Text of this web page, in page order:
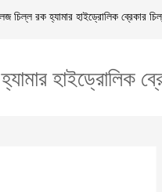
রক হ্যামার হাইড্রোলিক ব্রেকার
হাইড্রোলিক